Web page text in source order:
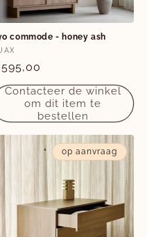
commode - honey ash
Contacteer de winkel
om dit item te
bestellen
op aanvraag